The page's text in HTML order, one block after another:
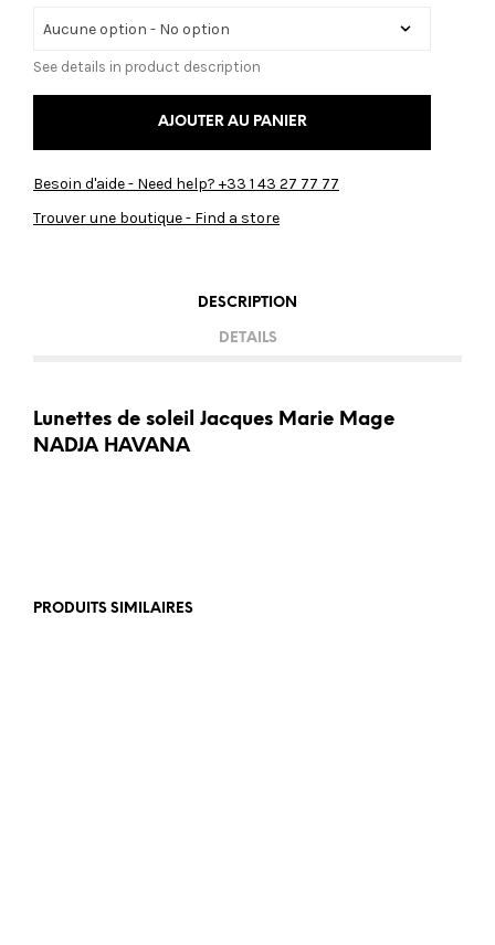
See details in product description
AJOUTER AU PANIER
Besoin d'aide - Need help? +33 1 43 27 77 77
Trouver une boutique - Find a store
DESCRIPTION
DETAILS
Lunettes de soleil Jacques Marie Mage
NADJA HAVANA
PRODUITS SIMILAIRES